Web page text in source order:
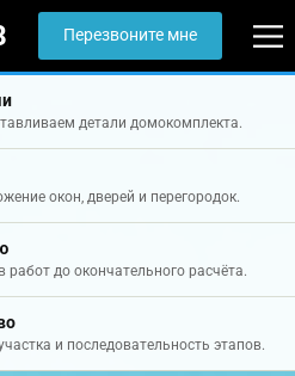
Перезвоните мне
детали домокомплекта.
окон, дверей и перегородок.
до окончательного расчёта.
и последовательность этапов.